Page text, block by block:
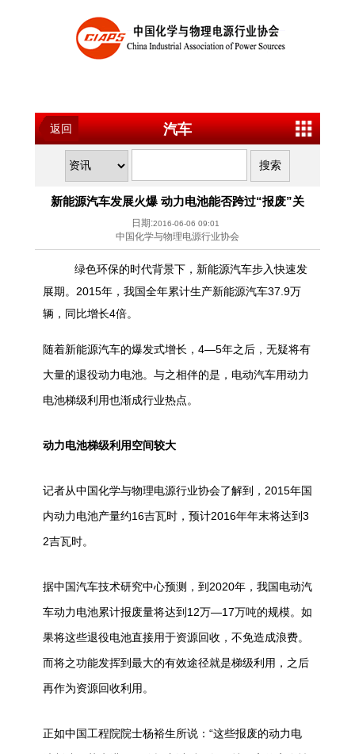
返回 汽车
新能源汽车发展火爆 动力电池能否跨过“报废”关
日期:2016-06-06 09:01
中国化学与物理电源行业协会
绿色环保的时代背景下，新能源汽车步入快速发
展期。2015年，我国全年累计生产新能源汽车37.9万
辆，同比增长4倍。
随着新能源汽车的爆发式增长，4—5年之后，无疑将有
大量的退役动力电池。与之相伴的是，电动汽车用动力
电池梯级利用也渐成行业热点。
动力电池梯级利用空间较大
记者从中国化学与物理电源行业协会了解到，2015年国
内动力电池产量约16吉瓦时，预计2016年年末将达到3
2吉瓦时。
据中国汽车技术研究中心预测，到2020年，我国电动汽
车动力电池累计报废量将达到12万—17万吨的规模。如
果将这些退役电池直接用于资源回收，不免造成浪费。
而将之功能发挥到最大的有效途径就是梯级利用，之后
再作为资源回收利用。
正如中国工程院院士杨裕生所说：“这些报废的动力电